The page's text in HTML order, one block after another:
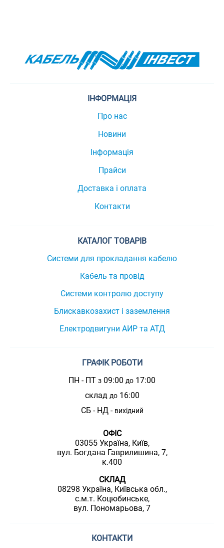
ІНФОРМАЦІЯ
Про нас
Новини
Інформація
Прайси
Доставка і оплата
Контакти
КАТАЛОГ ТОВАРІВ
Системи для прокладання кабелю
Кабель та провід
Системи контролю доступу
Блискавкозахист і заземлення
Електродвигуни АИР та АТД
ГРАФІК РОБОТИ
ПН - ПТ з 09:00 до 17:00
склад до16:00
СБ - НД - вихідний
ОФІС
03055 Україна, Київ,
вул. Богдана Гаврилишина, 7,
к.400
СКЛАД
08298 Україна, Київська обл.,
с.м.т. Коцюбинське,
вул. Пономарьова, 7
КОНТАКТИ